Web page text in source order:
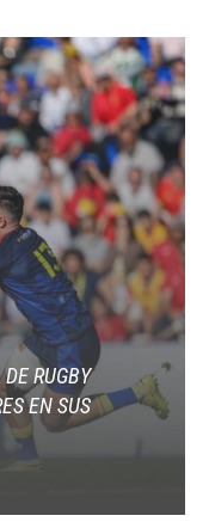
RUGBY
EN SUS